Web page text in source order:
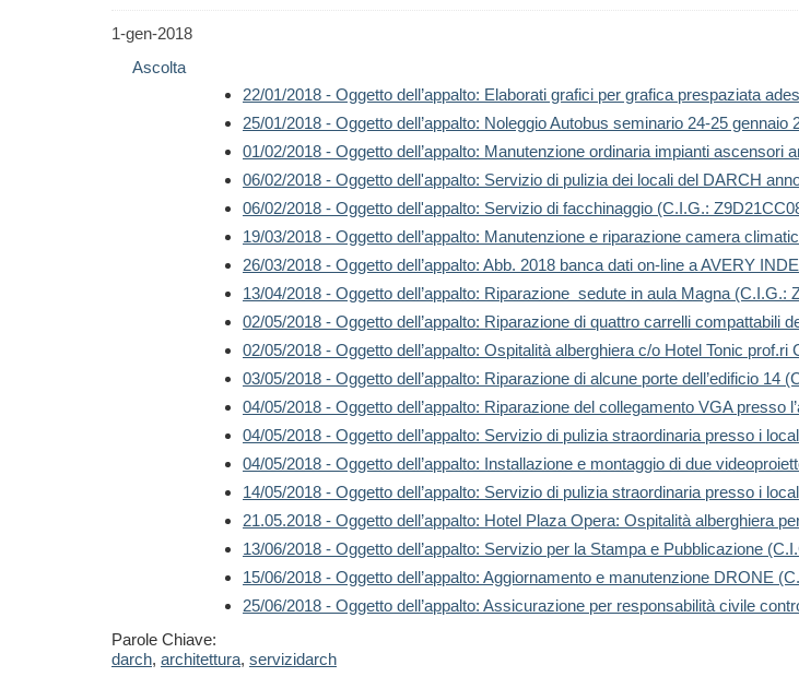
1-gen-2018
Ascolta
22/01/2018 - Oggetto dell’appalto: Elaborati grafici per grafica prespaziata
25/01/2018 - Oggetto dell’appalto: Noleggio Autobus seminario 24-25
01/02/2018 - Oggetto dell’appalto: Manutenzione ordinaria impianti ascensori
06/02/2018 - Oggetto dell'appalto: Servizio di pulizia dei locali del DARCH
06/02/2018 - Oggetto dell'appalto: Servizio di facchinaggio (C.I.G.:
19/03/2018 - Oggetto dell’appalto: Manutenzione e riparazione camera
26/03/2018 - Oggetto dell’appalto: Abb. 2018 banca dati on-line a AVERY
13/04/2018 - Oggetto dell’appalto: Riparazione sedute in aula Magna (C.I.G.:
02/05/2018 - Oggetto dell’appalto: Riparazione di quattro carrelli compattabili
02/05/2018 - Oggetto dell’appalto: Ospitalità alberghiera c/o Hotel Tonic
03/05/2018 - Oggetto dell’appalto: Riparazione di alcune porte dell’edificio 14
04/05/2018 - Oggetto dell’appalto: Riparazione del collegamento VGA presso
04/05/2018 - Oggetto dell’appalto: Servizio di pulizia straordinaria presso i
04/05/2018 - Oggetto dell’appalto: Installazione e montaggio di due
14/05/2018 - Oggetto dell’appalto: Servizio di pulizia straordinaria presso i
21.05.2018 - Oggetto dell’appalto: Hotel Plaza Opera: Ospitalità alberghiera
13/06/2018 - Oggetto dell’appalto: Servizio per la Stampa e Pubblicazione
15/06/2018 - Oggetto dell’appalto: Aggiornamento e manutenzione DRONE
25/06/2018 - Oggetto dell’appalto: Assicurazione per responsabilità civile
Parole Chiave:
darch, architettura, servizidarch